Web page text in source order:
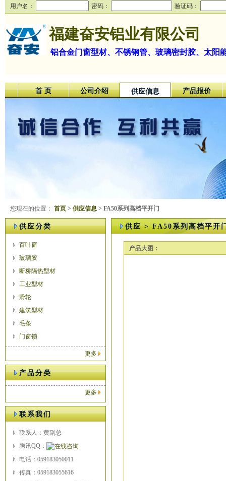
用户名： 密码： 验证码：
福建奋安铝业有限公司
铝合金门窗型材、不锈钢管、玻璃密封胶、太阳
首 页 公司介绍 供应信息 产品报价
您现在的位置： 首页 > 供应信息 > FA50系列高档平开门
供应分类
百叶窗
玻璃胶
断桥隔热型材
工业型材
滑轮
建筑型材
毛条
门窗锁
更多
产品分类
更多
联系我们
联系人：黄副总
腾讯QQ：
电话：059183050011
传真：059183055616
供应 > FA50系列高档平开
产品大图：